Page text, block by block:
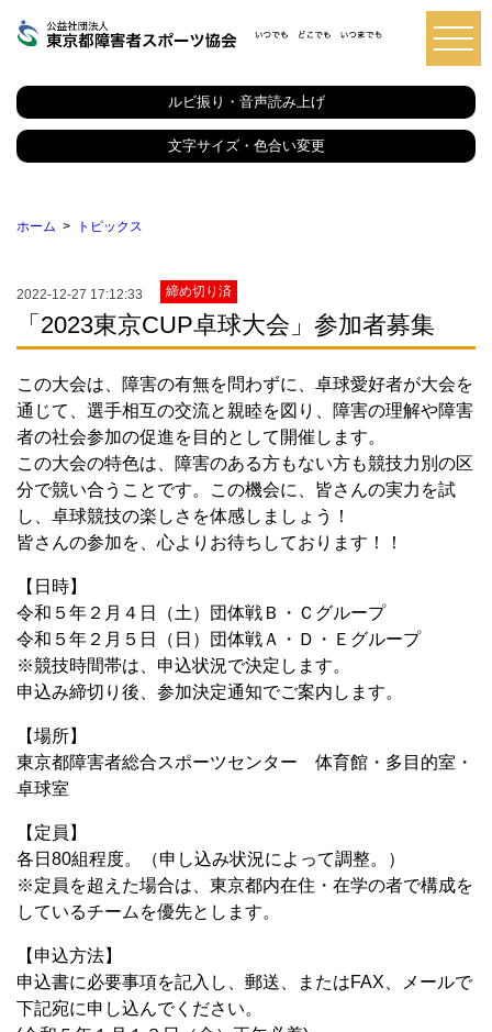
都
障
害
者
ス
協
ルビ振り・音声読み上げ
文字サイズ・色合い変更
ホーム トピックス
2022-12-27 17:12:33 締め切り済
「2023東京CUP卓球大会」参加者募集
この大会は、障害の有無を問わずに、卓球愛好者が大会を
通じて、選手相互の交流と親睦を図り、障害の理解や障害
者の社会参加の促進を目的として開催します。
この大会の特色は、障害のある方もない方も競技力別の区
分で競い合うことです。この機会に、皆さんの実力を試
し、卓球競技の楽しさを体感しましょう！
皆さんの参加を、心よりお待ちしております！！
【日時】
令和５年２月４日（土）団体戦Ｂ・Ｃグループ
令和５年２月５日（日）団体戦Ａ・Ｄ・Ｅグループ
※競技時間帯は、申込状況で決定します。
申込み締切り後、参加決定通知でご案内します。
【場所】
東京都障害者総合スポーツセンター 体育館・多目的室・
卓球室
【定員】
各日80組程度。（申し込み状況によって調整。）
※定員を超えた場合は、東京都内在住・在学の者で構成を
しているチームを優先とします。
【申込方法】
申込書に必要事項を記入し、郵送、またはFAX、メールで
下記宛に申し込んでください。